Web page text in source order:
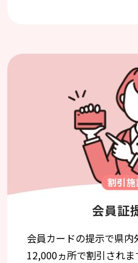
割引
会員証
会員カードの提示で県
12,000ヵ所で割引されま